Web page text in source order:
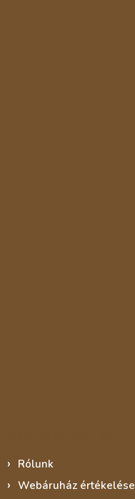
Rólunk
Webáruház értékelése